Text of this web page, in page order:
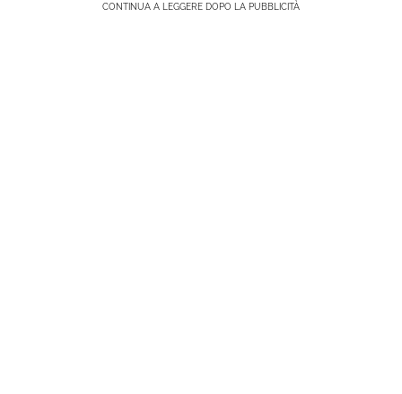
CONTINUA A LEGGERE DOPO LA PUBBLICITÀ